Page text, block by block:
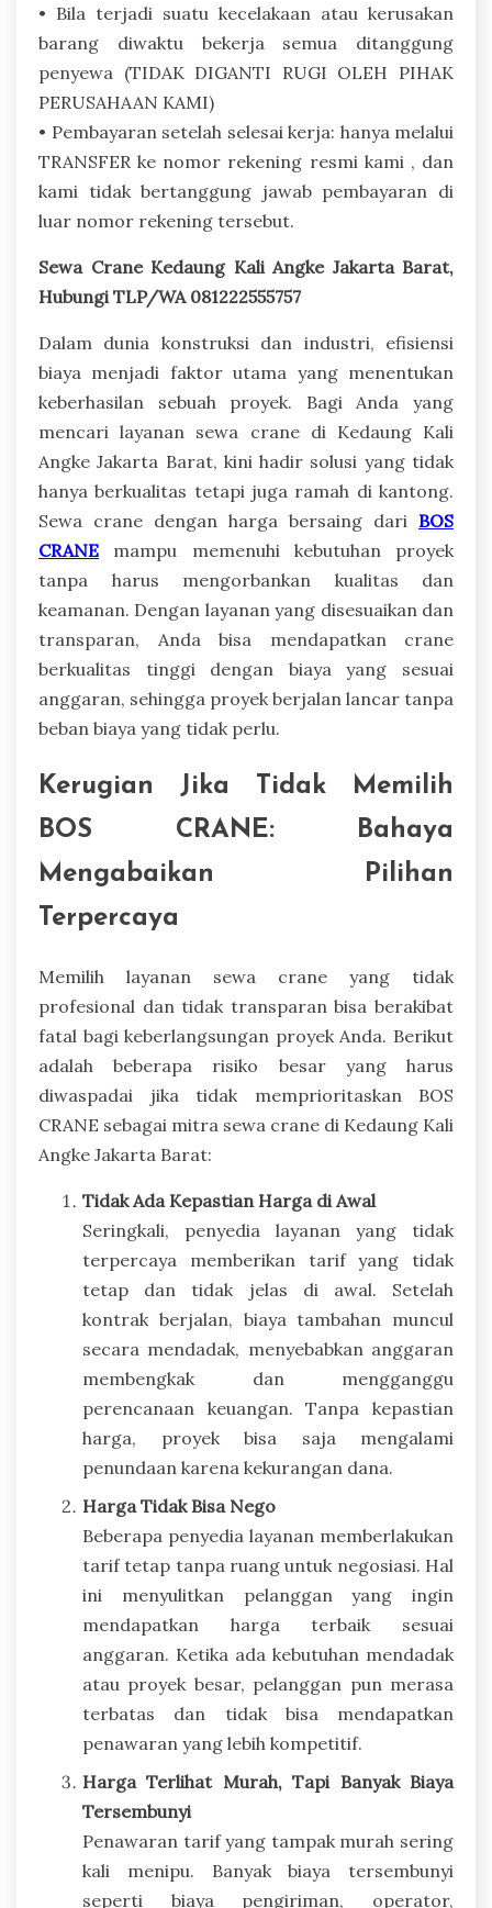
• Bila terjadi suatu kecelakaan atau kerusakan
barang diwaktu bekerja semua ditanggung
penyewa (TIDAK DIGANTI RUGI OLEH PIHAK
PERUSAHAAN KAMI)
• Pembayaran setelah selesai kerja: hanya melalui
TRANSFER ke nomor rekening resmi kami , dan
kami tidak bertanggung jawab pembayaran di
luar nomor rekening tersebut.
Sewa Crane Kedaung Kali Angke Jakarta Barat,
Hubungi TLP/WA 081222555757
Dalam dunia konstruksi dan industri, efisiensi
biaya menjadi faktor utama yang menentukan
keberhasilan sebuah proyek. Bagi Anda yang
mencari layanan sewa crane di Kedaung Kali
Angke Jakarta Barat, kini hadir solusi yang tidak
hanya berkualitas tetapi juga ramah di kantong.
Sewa crane dengan harga bersaing dari BOS
CRANE mampu memenuhi kebutuhan proyek
tanpa harus mengorbankan kualitas dan
keamanan. Dengan layanan yang disesuaikan dan
transparan, Anda bisa mendapatkan crane
berkualitas tinggi dengan biaya yang sesuai
anggaran, sehingga proyek berjalan lancar tanpa
beban biaya yang tidak perlu.
Kerugian Jika Tidak Memilih
BOS CRANE: Bahaya
Mengabaikan Pilihan
Terpercaya
Memilih layanan sewa crane yang tidak
profesional dan tidak transparan bisa berakibat
fatal bagi keberlangsungan proyek Anda. Berikut
adalah beberapa risiko besar yang harus
diwaspadai jika tidak memprioritaskan BOS
CRANE sebagai mitra sewa crane di Kedaung Kali
Angke Jakarta Barat:
Tidak Ada Kepastian Harga di Awal
Seringkali, penyedia layanan yang tidak
terpercaya memberikan tarif yang tidak
tetap dan tidak jelas di awal. Setelah
kontrak berjalan, biaya tambahan muncul
secara mendadak, menyebabkan anggaran
membengkak dan mengganggu
perencanaan keuangan. Tanpa kepastian
harga, proyek bisa saja mengalami
penundaan karena kekurangan dana.
Harga Tidak Bisa Nego
Beberapa penyedia layanan memberlakukan
tarif tetap tanpa ruang untuk negosiasi. Hal
ini menyulitkan pelanggan yang ingin
mendapatkan harga terbaik sesuai
anggaran. Ketika ada kebutuhan mendadak
atau proyek besar, pelanggan pun merasa
terbatas dan tidak bisa mendapatkan
penawaran yang lebih kompetitif.
Harga Terlihat Murah, Tapi Banyak Biaya
Tersembunyi
Penawaran tarif yang tampak murah sering
kali menipu. Banyak biaya tersembunyi
seperti biaya pengiriman, operator,